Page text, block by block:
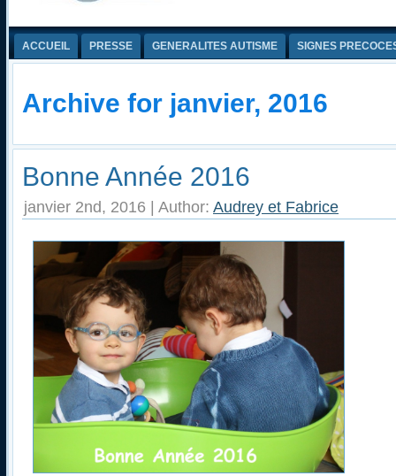
ACCUEIL PRESSE GENERALITES AUTISME SIGNES
Archive for janvier, 2016
Bonne Année 2016
janvier 2nd, 2016 | Author: Audrey et Fabrice